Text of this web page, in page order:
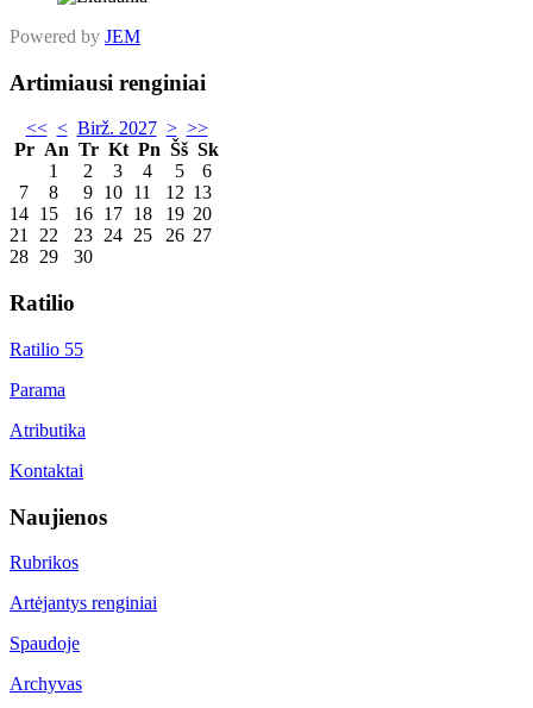
Powered by JEM
Artimiausi renginiai
<< < Birž. 2027 > >>
Pr An Tr Kt Pn Šš Sk
1
2 3 4 5
6
7
8 9 10 11 12 13
14 15 16 17 18 19 20
21
22 23 24 25 26 27
28 29 30
Ratilio
Ratilio 55
Parama
Atributika
Kontaktai
Naujienos
Rubrikos
Artėjantys renginiai
Spaudoje
Archyvas